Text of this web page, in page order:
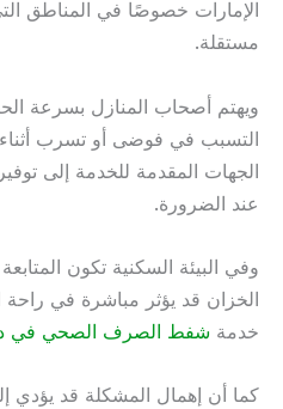
الإمارات خصوصًا في المناطق
مستقلة.
ويهتم أصحاب المنازل بسرعة
التسبب في فوضى أو تسرب
الجهات المقدمة للخدمة إلى
عند الضرورة.
وفي البيئة السكنية تكون
الخزان قد يؤثر مباشرة في
خدمة شفط الصرف الصحي في
كما أن إهمال المشكلة قد يؤدي